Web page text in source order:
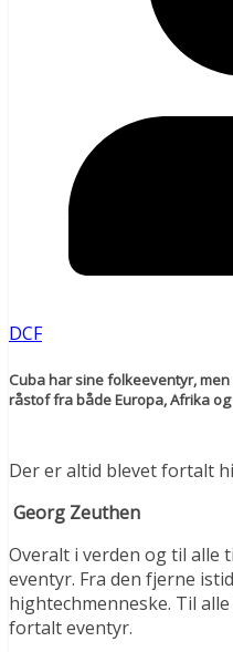
DCF
Cuba har sine folkeeventyr,
råstof fra både Europa, Afrika
Der er altid blevet fortalt
Georg Zeuthen
Overalt i verden og til
eventyr. Fra den fjerne
hightechmenneske. Til
fortalt eventyr.